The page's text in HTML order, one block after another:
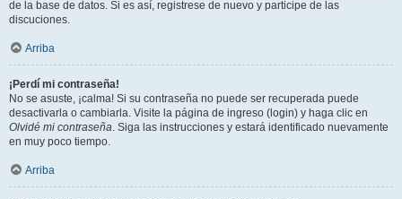
de la base de datos. Si es así, registrese de nuevo y participe de las
discuciones.
Arriba
¡Perdí mi contraseña!
No se asuste, ¡calma! Si su contraseña no puede ser recuperada puede
desactivarla o cambiarla. Visite la página de ingreso (login) y haga clic en
Olvidé mi contraseña. Siga las instrucciones y estará identificado nuevamente
en muy poco tiempo.
Arriba